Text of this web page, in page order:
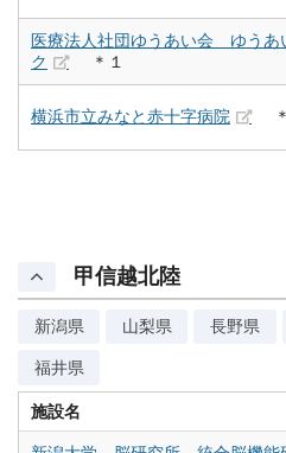
医療法人社団ゆうあい会 ゆうあ
ク
＊１
横浜市立みなと赤十字病院
甲信越北陸
新潟県 山梨県 長野県
福井県
施設名